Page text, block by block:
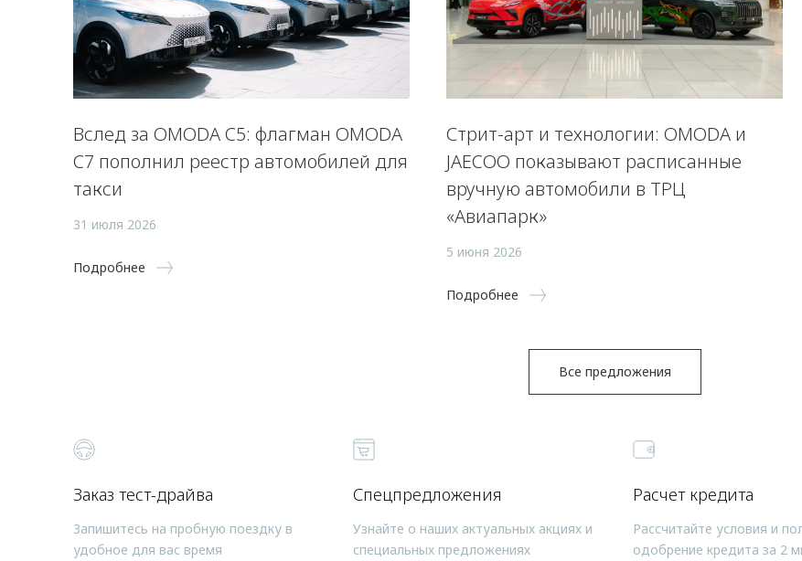
Вслед за OMODA C5: флагман OMODA
C7 пополнил реестр автомобилей для
такси
31 июля 2026
Подробнее
Стрит-арт и технологии: OMODA и
JAECOO показывают расписанные
вручную автомобили в ТРЦ
«Авиапарк»
5 июня 2026
Подробнее
Все предложения
Заказ тест-драйва
Запишитесь на пробную поездку в
удобное для вас время
Спецпредложения
Узнайте о наших актуальных акциях и
специальных предложениях
Расчет кредита
Рассчитайте условия и
одобрение кредита за 2